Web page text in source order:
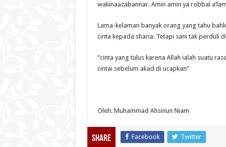
wakinaazabannar. Amin amin ya robbal
Lama-kelaman banyak orang yang tahu
cinta kepada sharia. Tetapi sani tak perduli
“cinta yang tulus karena Allah ialah suatu
cintai sebelum akad di ucapkan”
Oleh: Muhammad Ahsinun Niam
Share Facebook Twitter